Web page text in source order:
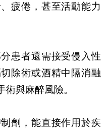
疲倦，甚至活動能力
患者還需接受侵入性
除術或酒精中隔消融
與麻醉風險。
劑，能直接作用於疾